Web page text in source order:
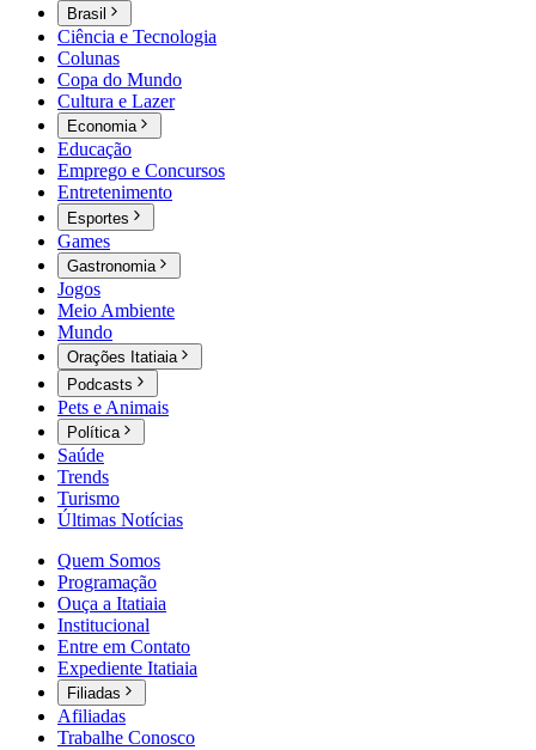
Brasil
Ciência e Tecnologia
Colunas
Copa do Mundo
Cultura e Lazer
Economia
Educação
Emprego e Concursos
Entretenimento
Esportes
Games
Gastronomia
Jogos
Meio Ambiente
Mundo
Orações Itatiaia
Podcasts
Pets e Animais
Política
Saúde
Trends
Turismo
Últimas Notícias
Quem Somos
Programação
Ouça a Itatiaia
Institucional
Entre em Contato
Expediente Itatiaia
Filiadas
Afiliadas
Trabalhe Conosco